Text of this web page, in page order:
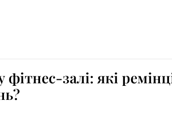
фітнес-залі: які